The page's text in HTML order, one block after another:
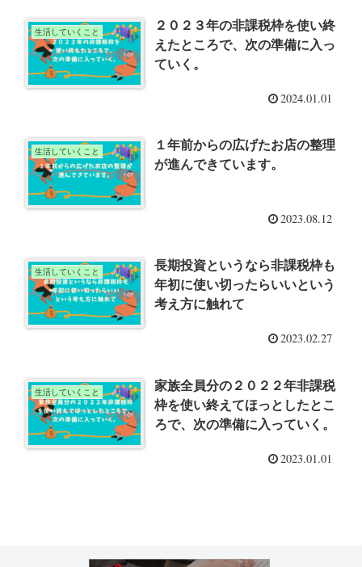
生活していくこと
２０２３年の非課税枠を使い終
えたところで、次の準備に入っ
ていく。
2024.01.01
生活していくこと
１年前からの広げたお店の整理
が進んできています。
2023.08.12
生活していくこと
長期投資というなら非課税枠も
年初に使い切ったらいいという
考え方に触れて
2023.02.27
生活していくこと
家族全員分の２０２２年非課税
枠を使い終えてほっとしたとこ
ろで、次の準備に入っていく。
2023.01.01